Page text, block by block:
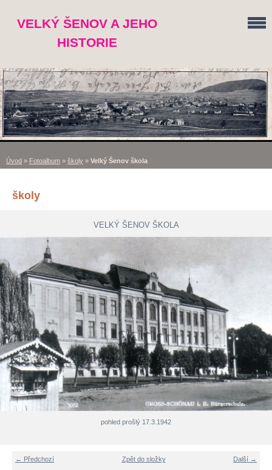
VELKÝ ŠENOV A JEHO
HISTORIE
Úvod » Fotoalbum » školy » Velký Šenov škola
školy
VELKÝ ŠENOV ŠKOLA
pohled prošlý 17.3.1942
← Předchozí Další →
Zpět do složky